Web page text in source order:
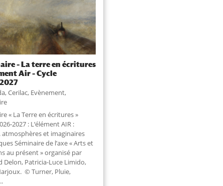
– La terre en écritures
Air – Cycle
,Cerilac, Evènement,
« La Terre en écritures »
2027 : L‘élément AIR :
atmosphères et imaginaires
Séminaire de l’axe « Arts et
au présent » organisé par
Delon, Patricia-Luce Limido,
© Turner, Pluie,